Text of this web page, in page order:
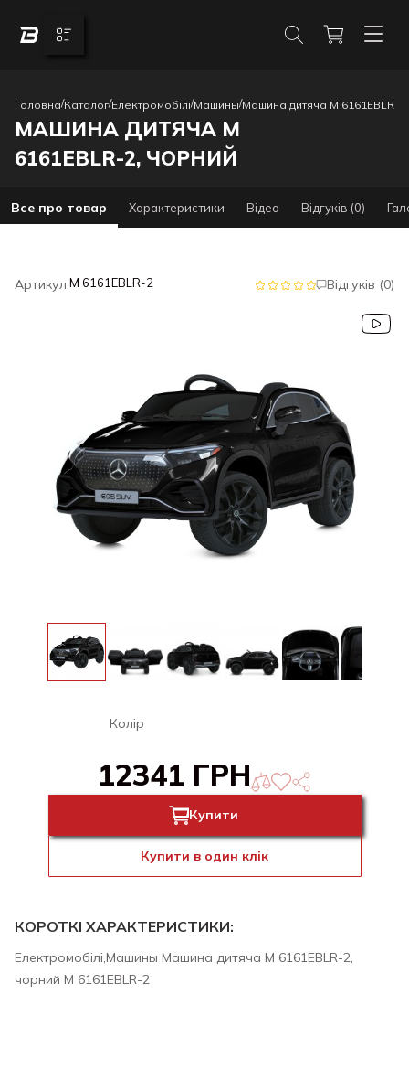
Головна/Каталог/Електромобілі/Машины/Машина дитяча M 6161EBLR-
МАШИНА ДИТЯЧА M
6161EBLR-2, ЧОРНИЙ
Все про товар Характеристики Відео Відгуків (0)
Артикул:M 6161EBLR-2 Відгуків (0)
Колір
12341 ГРН
Купити
Купити в один клік
КОРОТКІ ХАРАКТЕРИСТИКИ:
Електромобілі,Машины Машина дитяча M 6161EBLR-2,
чорний M 6161EBLR-2